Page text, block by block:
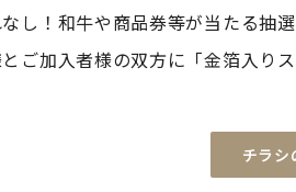
し！和牛や商品券等が当たる抽
ご加入者様の双方に「金箔入り
チラシ